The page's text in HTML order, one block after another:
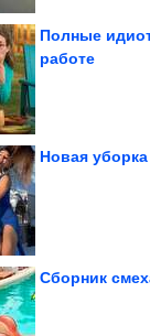
Полные
работе
Новая уборка
Сборник